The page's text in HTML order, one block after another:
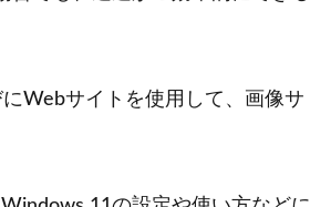
Webサイトを使用して、画像サ